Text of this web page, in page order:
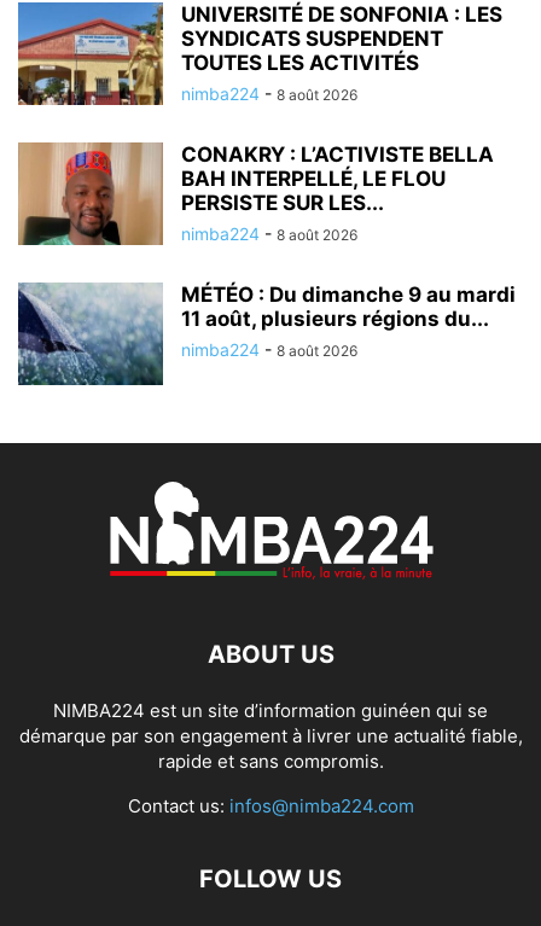
UNIVERSITÉ DE SONFONIA : LES
SYNDICATS SUSPENDENT
TOUTES LES ACTIVITÉS
nimba224 - 8 août 2026
CONAKRY : L’ACTIVISTE BELLA
BAH INTERPELLÉ, LE FLOU
PERSISTE SUR LES...
nimba224 - 8 août 2026
MÉTÉO : Du dimanche 9 au mardi
11 août, plusieurs régions du...
nimba224 - 8 août 2026
ABOUT US
NIMBA224 est un site d’information guinéen qui se
démarque par son engagement à livrer une actualité fiable,
rapide et sans compromis.
Contact us: infos@nimba224.com
FOLLOW US